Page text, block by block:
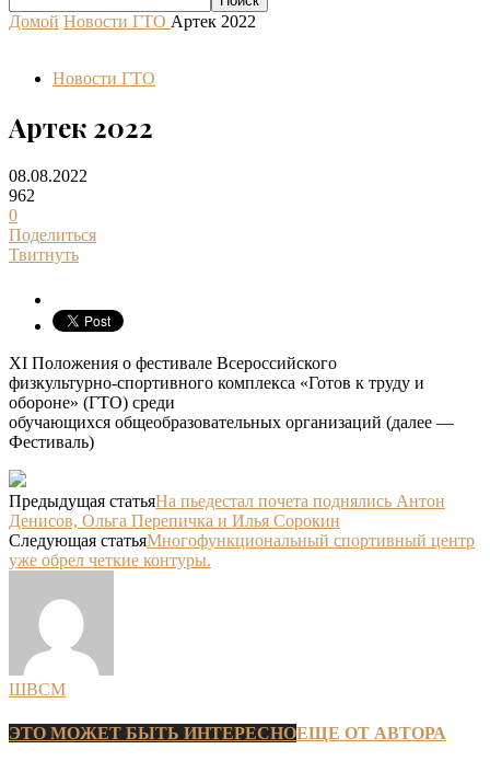
Домой Новости ГТО Артек 2022
Новости ГТО
Артек 2022
08.08.2022
962
0
Поделиться
Твитнуть
XI Положения о фестивале Всероссийского
физкультурно-спортивного комплекса «Готов к труду и
обороне» (ГТО) среди
обучающихся общеобразовательных организаций (далее —
Фестиваль)
Предыдущая статьяНа пьедестал почета поднялись Антон
Денисов, Ольга Перепичка и Илья Сорокин
Следующая статьяМногофункциональный спортивный центр
уже обрел четкие контуры.
ШВСМ
ЭТО МОЖЕТ БЫТЬ ИНТЕРЕСНОЕЩЕ ОТ АВТОРА